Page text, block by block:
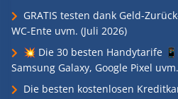
GRATIS testen dank Geld-
WC-Ente uvm. (Juli 2026)
💥 Die 30 besten Handytarife
Samsung Galaxy, Google Pixel
Die besten kostenlosen